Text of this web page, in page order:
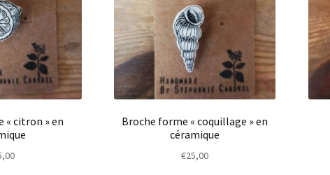
« citron » en
Broche forme « coquillage » en
céramique
€25,00